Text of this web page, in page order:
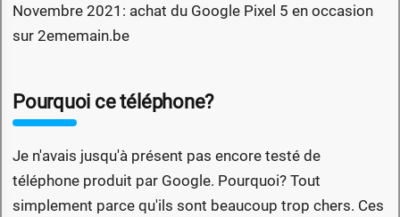
Novembre 2021: achat du Google Pixel 5 en occasion
sur 2ememain.be
Pourquoi ce téléphone?
Je n'avais jusqu'à présent pas encore testé de
téléphone produit par Google. Pourquoi? Tout
simplement parce qu'ils sont beaucoup trop chers. Ces